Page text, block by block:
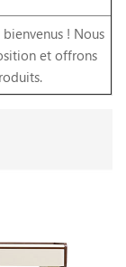
! Nous
et offrons